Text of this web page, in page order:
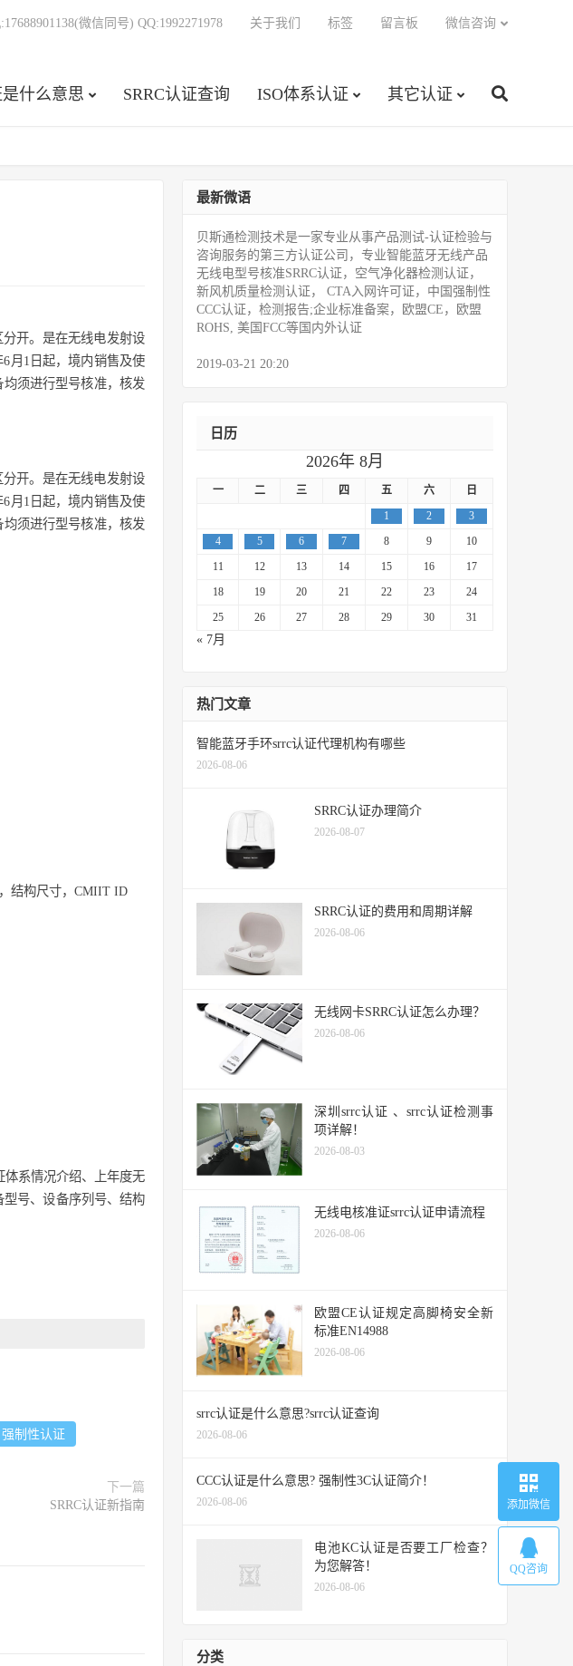
是什么意思 SRRC认证查询 ISO体系认证 其它认证
微信同号) QQ:1992271978 关于我们 标签 留言板 微信咨询
开。是在无线电发射设
月1日起，境内销售及使
须进行型号核准，核发
开。是在无线电发射设
月1日起，境内销售及使
须进行型号核准，核发
结构尺寸，CMIIT ID
系情况介绍、上年度无
号、设备序列号、结构
强制性认证
下一篇
SRRC认证新指南
最新微语
贝斯通检测技术是一家专业从事产品测试­-认证检验与
咨询服务的第三方认证公司，专业智能蓝牙无线产品
无线电型号核准SRRC认证，空气净化器检测认证，
新风机质量检测认证， CTA入网许可证，中国强制性
CCC认证，检测报告;企业标准备案，欧盟CE，欧盟
ROHS, 美国FCC等国内外认证
2019-03-21 20:20
日历
2026年 8月
一 二 三 四 五 六
日
1
2
3
4
5 6 7 8 9
10
11
12 13 14 15 16
17
18
19 20 21 22 23
24
25
26 27 28 29 30 31
« 7月
热门文章
智能蓝牙手环srrc认证代理机构有哪些
2026-08-06
SRRC认证办理简介
2026-08-07
SRRC认证的费用和周期详解
2026-08-06
无线网卡SRRC认证怎么办理？
2026-08-06
深圳srrc认证 、srrc认证检测事
项详解！
2026-08-03
无线电核准证srrc认证申请流程
2026-08-06
欧盟CE认证规定高脚椅安全新
标准EN14988
2026-08-06
srrc认证是什么意思?srrc认证查询
2026-08-06
CCC认证是什么意思? 强制性3C认证简介！
2026-08-06
电池KC认证是否要工厂检查？
为您解答！
2026-08-06
分类
添加微信
QQ咨询